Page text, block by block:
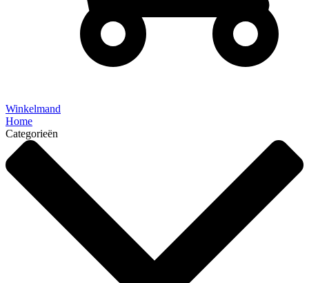
Winkelmand
Home
Categorieën